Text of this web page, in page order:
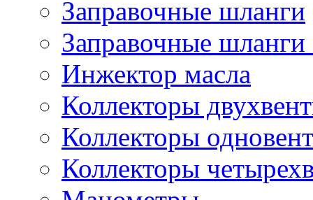
Заправочные шланги
Заправочные шланги
Инжектор масла
Коллекторы
Коллекторы
Коллекторы